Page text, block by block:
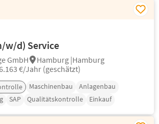
w/d) Service
GmbH
Hamburg |Hamburg
€/Jahr (geschätzt)
Maschinenbau
Anlagenbau
SAP Qualitätskontrolle Einkauf